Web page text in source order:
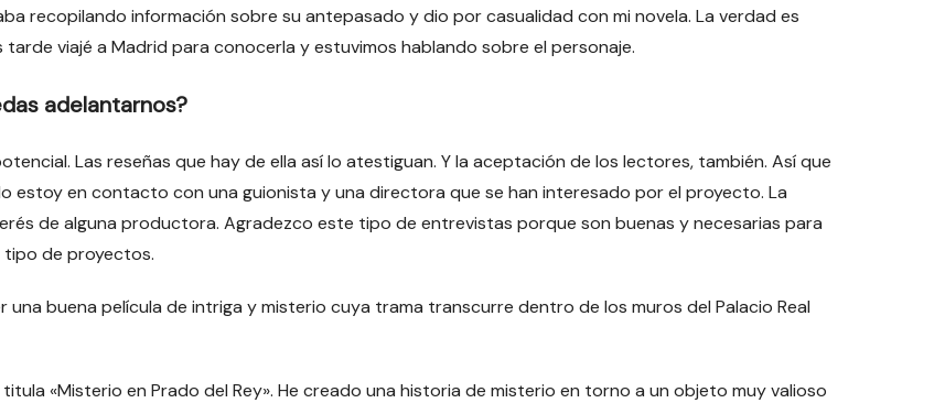
recopilando información sobre su antepasado y dio por casualidad con mi novela. La verdad es
tarde viajé a Madrid para conocerla y estuvimos hablando sobre el personaje.
adelantarnos?
Las reseñas que hay de ella así lo atestiguan. Y la aceptación de los lectores, también. Así que
estoy en contacto con una guionista y una directora que se han interesado por el proyecto. La
de alguna productora. Agradezco este tipo de entrevistas porque son buenas y necesarias para
de proyectos.
buena película de intriga y misterio cuya trama transcurre dentro de los muros del Palacio Real
«Misterio en Prado del Rey». He creado una historia de misterio en torno a un objeto muy valioso